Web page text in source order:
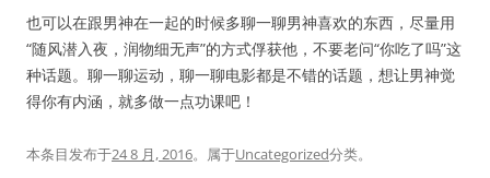
也可以在跟男神在一起的时候多聊一聊男神喜欢的东西，尽量用
“随风潜入夜，润物细无声”的方式俘获他，不要老问“你吃了吗”这
种话题。聊一聊运动，聊一聊电影都是不错的话题，想让男神觉
得你有内涵，就多做一点功课吧！
本条目发布于24 8 月, 2016。属于Uncategorized分类。